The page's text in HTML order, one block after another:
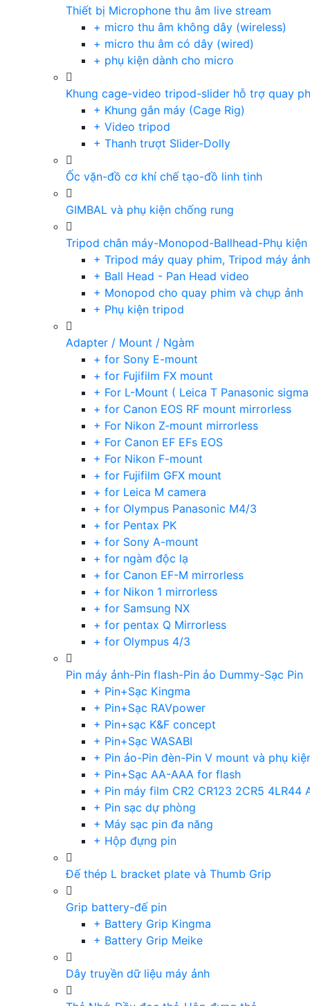
Thiết bị Microphone thu âm live stream
+ micro thu âm không dây (wireless)
+ micro thu âm có dây (wired)
+ phụ kiện dành cho micro
Khung cage-video tripod-slider hỗ trợ quay
+ Khung gắn máy (Cage Rig)
+ Video tripod
+ Thanh trượt Slider-Dolly
Ốc vặn-đồ cơ khí chế tạo-đồ linh tinh
GIMBAL và phụ kiện chống rung
Tripod chân máy-Monopod-Ballhead-Phụ kiện
+ Tripod máy quay phim, Tripod máy
+ Ball Head - Pan Head video
+ Monopod cho quay phim và chụp ảnh
+ Phụ kiện tripod
Adapter / Mount / Ngàm
+ for Sony E-mount
+ for Fujifilm FX mount
+ For L-Mount ( Leica T Panasonic
+ for Canon EOS RF mount mirrorless
+ For Nikon Z-mount mirrorless
+ For Canon EF EFs EOS
+ For Nikon F-mount
+ for Fujifilm GFX mount
+ for Leica M camera
+ for Olympus Panasonic M4/3
+ for Pentax PK
+ for Sony A-mount
+ for ngàm độc lạ
+ for Canon EF-M mirrorless
+ for Nikon 1 mirrorless
+ for Samsung NX
+ for pentax Q Mirrorless
+ for Olympus 4/3
Pin máy ảnh-Pin flash-Pin ảo Dummy-Sạc Pin
+ Pin+Sạc Kingma
+ Pin+Sạc RAVpower
+ Pin+sạc K&F concept
+ Pin+Sạc WASABI
+ Pin ảo-Pin đèn-Pin V mount và phụ
+ Pin+Sạc AA-AAA for flash
+ Pin máy film CR2 CR123 2CR5 4LR44
+ Pin sạc dự phòng
+ Máy sạc pin đa năng
+ Hộp đựng pin
Đế thép L bracket plate và Thumb Grip
Grip battery-đế pin
+ Battery Grip Kingma
+ Battery Grip Meike
Dây truyền dữ liệu máy ảnh